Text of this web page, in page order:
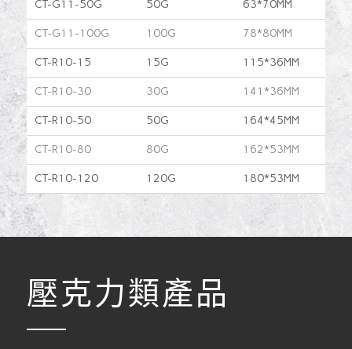
CT-G11-50G 50G 63*70MM
CT-G11-100G 100G 78*80MM
CT-R10-15 15G 115*36MM
CT-R10-30 30G 141*36MM
CT-R10-50 50G 164*45MM
CT-R10-80 80G 162*53MM
CT-R10-120 120G 180*53MM
壓克力類產品